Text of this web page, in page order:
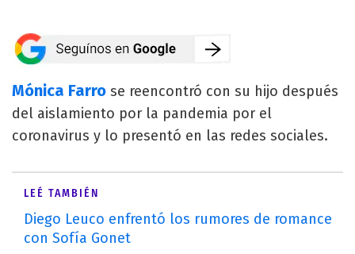
Mónica Farro se reencontró con su hijo después
del aislamiento por la pandemia por el
coronavirus y lo presentó en las redes sociales.
LEÉ TAMBIÉN
Diego Leuco enfrentó los rumores de romance
con Sofía Gonet